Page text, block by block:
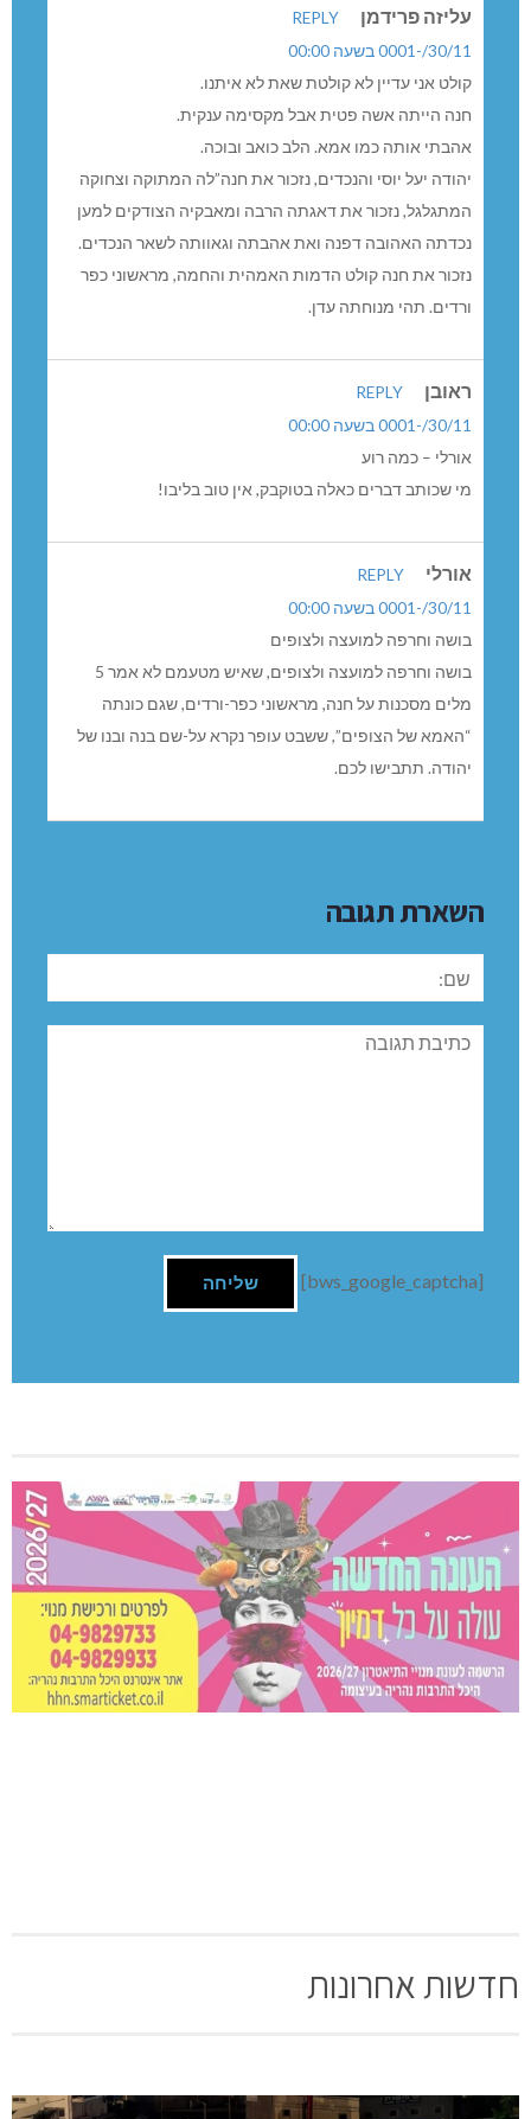
עליזה פרידמן
REPLY
30/11/-0001 בשעה 00:00
קולט אני עדיין לא קולטת שאת לא איתנו.
חנה הייתה אשה פטית אבל מקסימה ענקית.
אהבתי אותה כמו אמא. הלב כואב ובוכה.
יהודה יעל יוסי והנכדים, נזכור את חנה”לה המתוקה וצחוקה
המתגלגל, נזכור את דאגתה הרבה ומאבקיה הצודקים למען
נכדתה האהובה דפנה ואת אהבתה וגאוותה לשאר הנכדים.
נזכור את חנה קולט הדמות האמהית והחמה, מראשוני כפר
ורדים. תהי מנוחתה עדן.
ראובן
REPLY
30/11/-0001 בשעה 00:00
אורלי – כמה רוע
מי שכותב דברים כאלה בטוקבק, אין טוב בליבו!
אורלי
REPLY
30/11/-0001 בשעה 00:00
בושה וחרפה למועצה ולצופים
בושה וחרפה למועצה ולצופים, שאיש מטעמם לא אמר 5
מלים מסכנות על חנה, מראשוני כפר-ורדים, שגם כונתה
“האמא של הצופים”, ששבט עופר נקרא על-שם בנה ובנו של
יהודה. תתבישו לכם.
השארת תגובה
שם:
תגובה
[bws_google_captcha]